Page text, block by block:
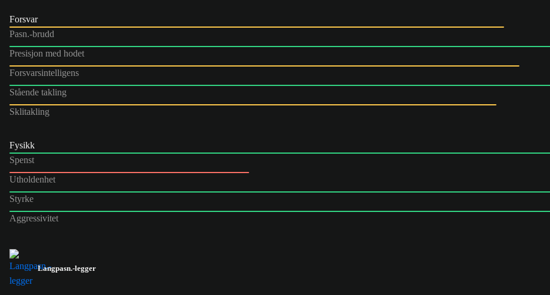
Forsvar
Pasn.-brudd
Presisjon med hodet
Forsvarsintelligens
Stående takling
Sklitakling
Fysikk
Spenst
Utholdenhet
Styrke
Aggressivitet
Langpasn.-legger